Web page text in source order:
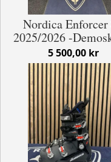
Nordica Enforcer
2025/2026 -
5 500,00 kr